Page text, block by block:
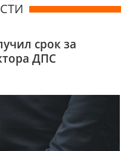
срок за
ДПС